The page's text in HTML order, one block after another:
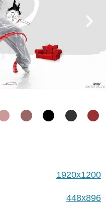
1920x1200
448x896